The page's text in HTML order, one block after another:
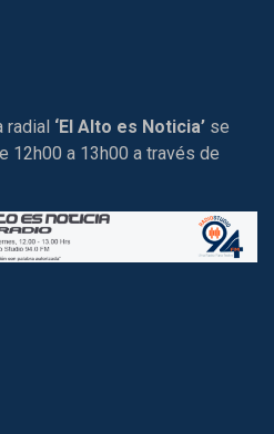
‘El Alto es Noticia’ se
12h00 a 13h00 a través de